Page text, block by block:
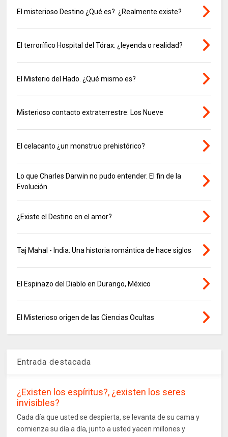
El misterioso Destino ¿Qué es?. ¿Realmente existe?
El terrorífico Hospital del Tórax: ¿leyenda o realidad?
El Misterio del Hado. ¿Qué mismo es?
Misterioso contacto extraterrestre: Los Nueve
El celacanto ¿un monstruo prehistórico?
Lo que Charles Darwin no pudo entender. El fin de la
Evolución.
¿Existe el Destino en el amor?
Taj Mahal - India: Una historia romántica de hace siglos
El Espinazo del Diablo en Durango, México
El Misterioso origen de las Ciencias Ocultas
Entrada destacada
¿Existen los espíritus?, ¿existen los seres
invisibles?
Cada día que usted se despierta, se levanta de su cama y
comienza su día a día, junto a usted yacen millones y